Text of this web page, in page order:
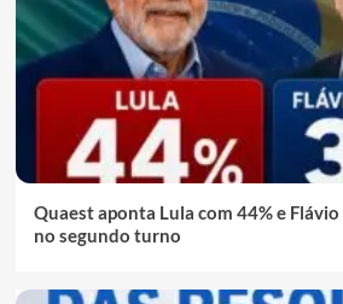
Quaest aponta Lula com 44% e
no segundo turno